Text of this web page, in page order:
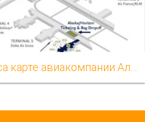
Лакса карте авиакомпании Аляска